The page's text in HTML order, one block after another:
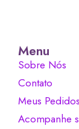
Menu
Sobre Nós
Contato
Meus Pedidos
Acompanhe